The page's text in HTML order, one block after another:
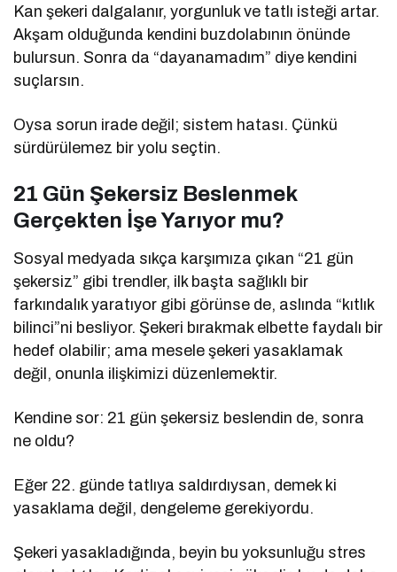
Kan şekeri dalgalanır, yorgunluk ve tatlı isteği artar.
Akşam olduğunda kendini buzdolabının önünde
bulursun. Sonra da “dayanamadım” diye kendini
suçlarsın.
Oysa sorun irade değil; sistem hatası. Çünkü
sürdürülemez bir yolu seçtin.
21 Gün Şekersiz Beslenmek
Gerçekten İşe Yarıyor mu?
Sosyal medyada sıkça karşımıza çıkan “21 gün
şekersiz” gibi trendler, ilk başta sağlıklı bir
farkındalık yaratıyor gibi görünse de, aslında “kıtlık
bilinci”ni besliyor. Şekeri bırakmak elbette faydalı bir
hedef olabilir; ama mesele şekeri yasaklamak
değil, onunla ilişkimizi düzenlemektir.
Kendine sor: 21 gün şekersiz beslendin de, sonra
ne oldu?
Eğer 22. günde tatlıya saldırdıysan, demek ki
yasaklama değil, dengeleme gerekiyordu.
Şekeri yasakladığında, beyin bu yoksunluğu stres